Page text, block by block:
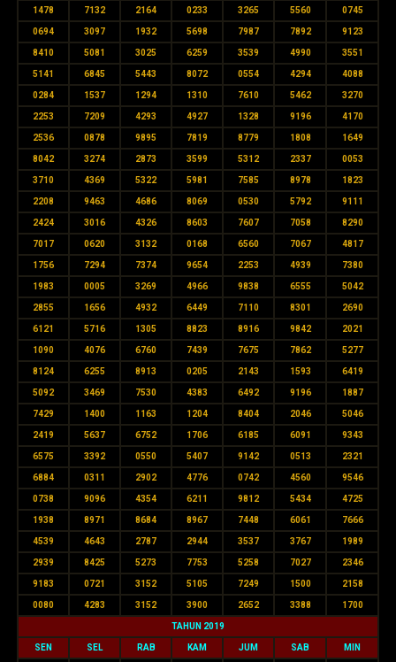
1478 7132 2164 0233 3265 5560 0745
0694 3097 1932 5698 7987 7892 9123
8410 5081 3025 6259 3539 4990 3551
5141 6845 5443 8072 0554 4294 4088
0284 1537 1294 1310 7610 5462 3270
2253 7209 4293 4927 1328 9196 4170
2536 0878 9895 7819 8779 1808 1649
8042 3274 2873 3599 5312 2337 0053
3710 4369 5322 5981 7585 8978 1823
2208 9463 4686 8069 0530 5792 9111
2424 3016 4326 8603 7607 7058 8290
7017 0620 3132 0168 6560 7067 4817
1756 7294 7374 9654 2253 4939 7380
1983 0005 3269 4966 9838 6555 5042
2855 1656 4932 6449 7110 8301 2690
6121 5716 1305 8823 8916 9842 2021
1090 4076 6760 7439 7675 7862 5277
8124 6255 8913 0205 2143 1593 6419
5092 3469 7530 4383 6492 9196 1887
7429 1400 1163 1204 8404 2046 5046
2419 5637 6752 1706 6185 6091 9343
6575 3392 0550 5407 9142 0513 2321
6884 0311 2902 4776 0742 4560 9546
0738 9096 4354 6211 9812 5434 4725
1938 8971 8684 8967 7448 6061 7666
4539 4643 2787 2944 3537 3767 1989
2939 8425 5273 7753 5258 7027 2346
9183 0721 3152 5105 7249 1500 2158
0080 4283 3152 3900 2652 3388 1700
TAHUN 2019
SEN SEL RAB KAM JUM SAB MIN